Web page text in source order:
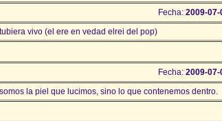
Fecha: 2009-
vivo (el ere en vedad elrei del pop)
Fecha: 2009-
la piel que lucimos, sino lo que contenemos dentro.